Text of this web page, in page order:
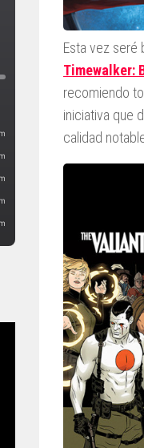
Esta vez seré
Timewalker:
recomiendo
iniciativa que
calidad